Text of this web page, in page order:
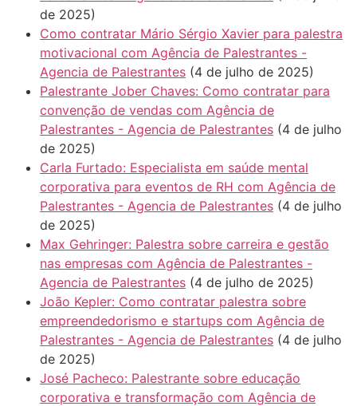
de 2025)
Como contratar Mário Sérgio Xavier para palestra
motivacional com Agência de Palestrantes -
Agencia de Palestrantes (4 de julho de 2025)
Palestrante Jober Chaves: Como contratar para
convenção de vendas com Agência de
Palestrantes - Agencia de Palestrantes (4 de julho
de 2025)
Carla Furtado: Especialista em saúde mental
corporativa para eventos de RH com Agência de
Palestrantes - Agencia de Palestrantes (4 de julho
de 2025)
Max Gehringer: Palestra sobre carreira e gestão
nas empresas com Agência de Palestrantes -
Agencia de Palestrantes (4 de julho de 2025)
João Kepler: Como contratar palestra sobre
empreendedorismo e startups com Agência de
Palestrantes - Agencia de Palestrantes (4 de julho
de 2025)
José Pacheco: Palestrante sobre educação
corporativa e transformação com Agência de